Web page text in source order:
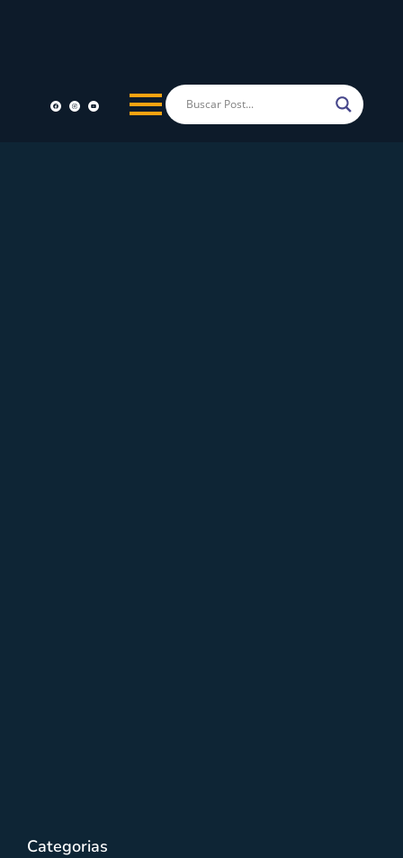
Categorias